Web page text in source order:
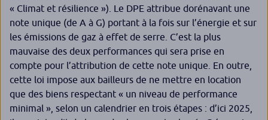
« Climat et résilience »). Le DPE attribue dorénavant une
note unique (de A à G) portant à la fois sur l’énergie et sur
les émissions de gaz à effet de serre. C’est la plus
mauvaise des deux performances qui sera prise en
compte pour l’attribution de cette note unique. En outre,
cette loi impose aux bailleurs de ne mettre en location
que des biens respectant « un niveau de performance
minimal », selon un calendrier en trois étapes : d’ici 2025,